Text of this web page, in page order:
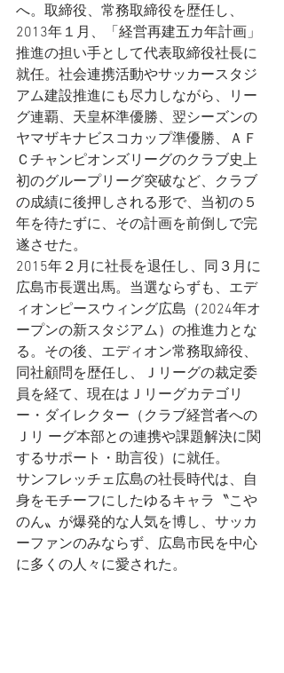
へ。取締役、常務取締役を歴任し、
2013年１月、「経営再建五カ年計画」
推進の担い手として代表取締役社長に
就任。社会連携活動やサッカースタジ
アム建設推進にも尽力しながら、リー
グ連覇、天皇杯準優勝、翌シーズンの
ヤマザキナビスコカップ準優勝、ＡＦ
Ｃチャンピオンズリーグのクラブ史上
初のグループリーグ突破など、クラブ
の成績に後押しされる形で、当初の５
年を待たずに、その計画を前倒しで完
遂させた。
2015年２月に社長を退任し、同３月に
広島市長選出馬。当選ならずも、エデ
ィオンピースウィング広島（2024年オ
ープンの新スタジアム）の推進力とな
る。その後、エディオン常務取締役、
同社顧問を歴任し、Ｊリーグの裁定委
員を経て、現在はＪリーグカテゴリ
ー・ダイレクター（クラブ経営者への
Ｊリ ーグ本部との連携や課題解決に関
するサポート・助言役）に就任。
サンフレッチェ広島の社長時代は、自
身をモチーフにしたゆるキャラ〝こや
のん〟が爆発的な人気を博し、サッカ
ーファンのみならず、広島市民を中心
に多くの人々に愛された。